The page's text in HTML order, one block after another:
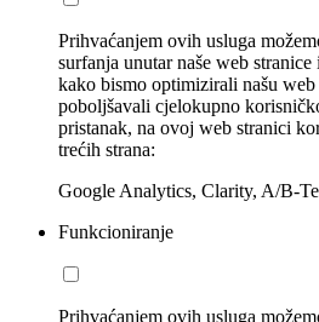
Prihvaćanjem ovih usluga
surfanja unutar naše web
kako bismo optimizirali našu
poboljšavali cjelokupno
pristanak, na ovoj web stranici
trećih strana:
Google Analytics, Clarity, A/B-
Funkcioniranje
Prihvaćanjem ovih usluga